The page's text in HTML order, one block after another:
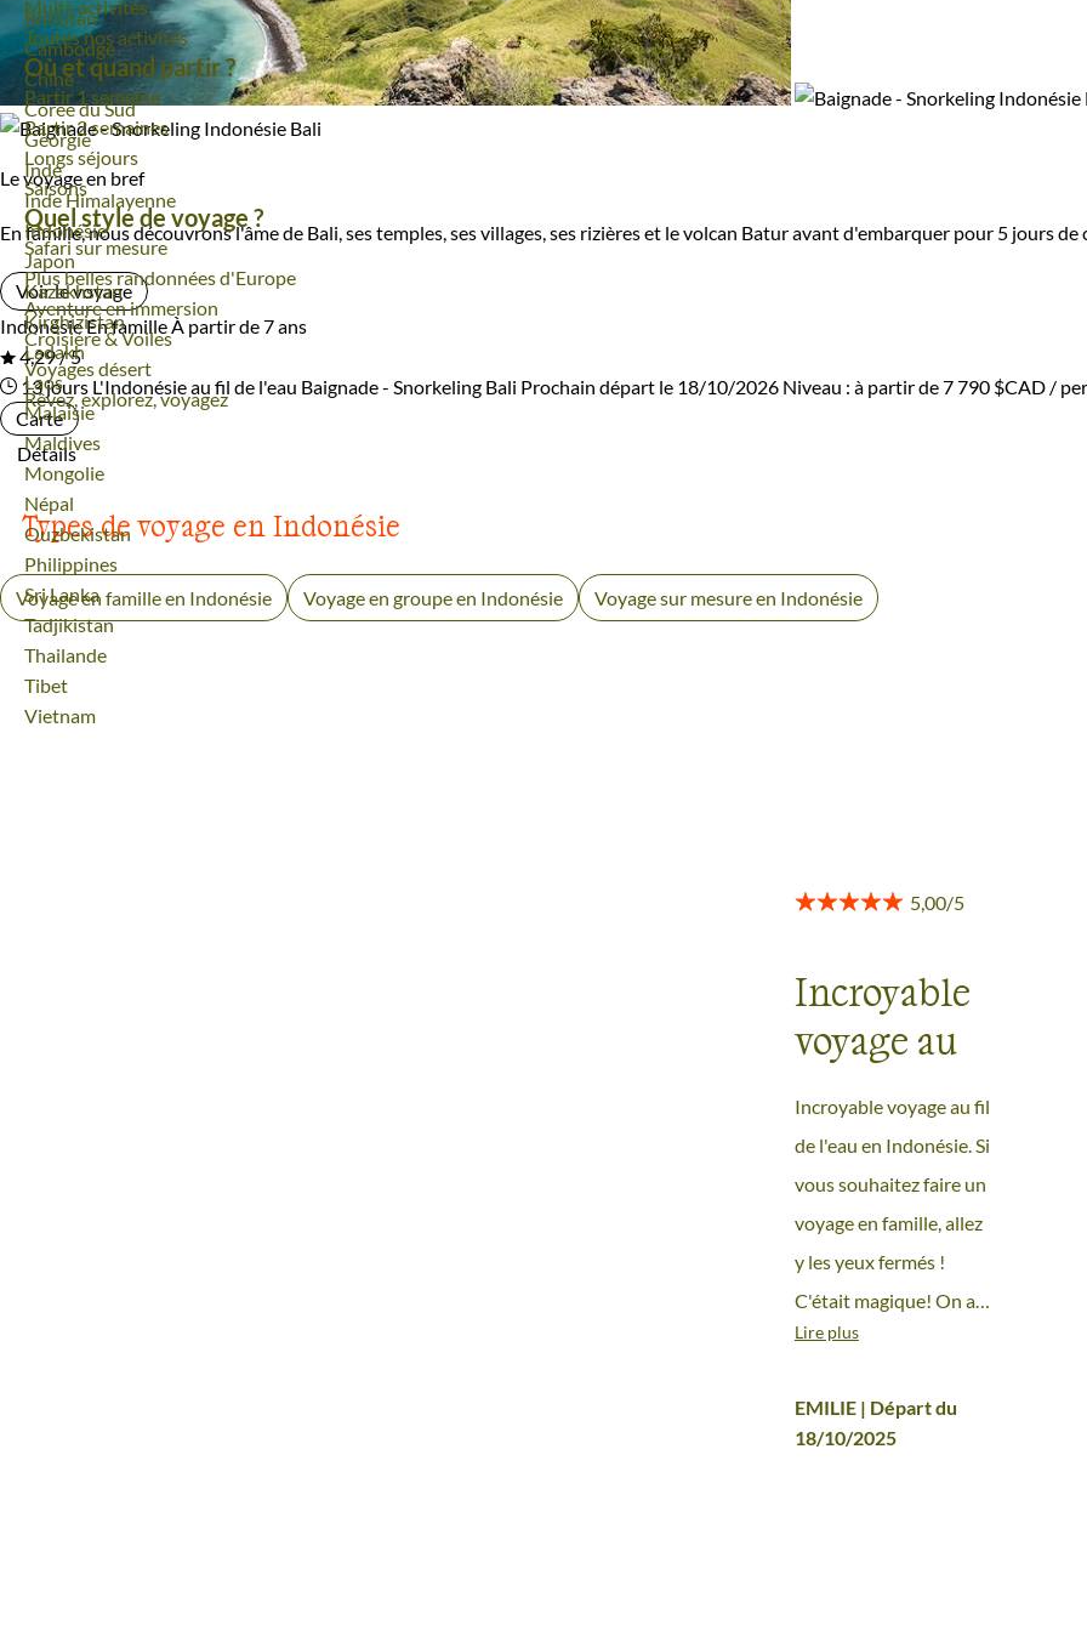
Voyage
Bhoutan
Voyage
Cambodge
Voyage
Chine
Voyage
Corée du Sud
Voyage
Géorgie
Voyage
Inde
Voyage
Inde Himalayenne
Voyage
Indonésie
Voyage
Japon
Voyage
Kazakhstan
Voyage
Kirghizistan
Voyage
Ladakh
Voyage
Laos
Voyage
Malaisie
Voyage
Maldives
Voyage
Mongolie
Voyage
Népal
Voyage
Ouzbekistan
Voyage
Philippines
Voyage
Sri Lanka
Voyage
Tadjikistan
Voyage
Thailande
Voyage
Tibet
Voyage
Vietnam
Multi-activités
Toutes nos activités
Où et quand partir ?
Partir 1 semaine
Partir 2 semaines
Longs séjours
Saisons
Quel style de voyage ?
Safari sur mesure
Plus belles randonnées d'Europe
Aventure en immersion
Croisière & Voiles
Voyages désert
Rêvez, explorez, voyagez
Le voyage en bref
En famille, nous découvrons l'âme de Bali, ses temples, ses villages, ses rizières et le volcan Batur avant d'embarquer pour 5 jours
Voir le voyage
IndonésieEn familleÀ partir de 7 ans
4,29 / 5
13 jours L'Indonésie au fil de l'eau Baignade - Snorkeling Bali Prochain départ le 18/10/2026 Niveau : à partir de7 790 $CAD /
Carte
Détails
Types de voyage en Indonésie
Voyage en famille en Indonésie Voyage en groupe en Indonésie Voyage sur mesure en Indonésie
Incroyable
voyage au
Incroyable voyage au fil
de l'eau en Indonésie. Si
vous souhaitez faire un
voyage en famille, allez
y les yeux fermés !
C'était magique! On a
vu des lieux
rencontré des gens
Lire plus
EMILIE | Départ du
18/10/2025